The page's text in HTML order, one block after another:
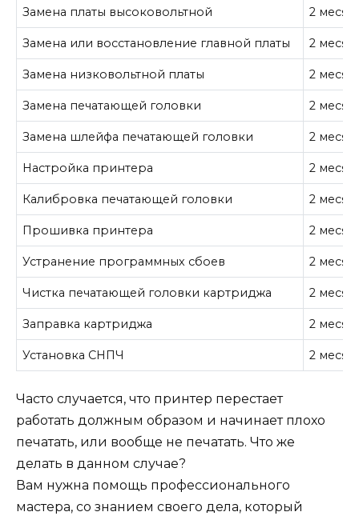
Замена платы высоковольтной 2
Замена или восстановление главной платы 2
Замена низковольтной платы 2
Замена печатающей головки 2
Замена шлейфа печатающей головки 2
Настройка принтера 2
Калибровка печатающей головки 2
Прошивка принтера 2
Устранение программных сбоев 2
Чистка печатающей головки картриджа 2
Заправка картриджа 2
Установка СНПЧ 2
Часто случается, что принтер перестает
работать должным образом и начинает плохо
печатать, или вообще не печатать. Что же
делать в данном случае?
Вам нужна помощь профессионального
мастера, со знанием своего дела, который